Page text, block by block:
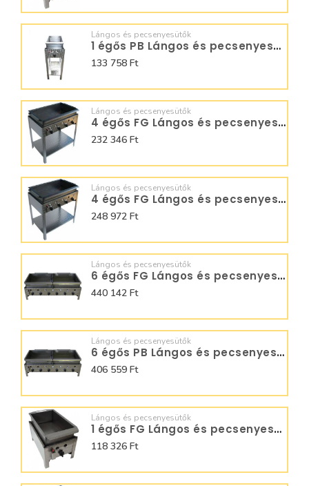
Lángos és pecsenyesütők
1 égős PB Lángos és pecsenyesütő - BGS-1 LRMO
133 758 Ft
Lángos és pecsenyesütők
4 égős FG Lángos és pecsenyesütő - BGS-4.1 L
232 346 Ft
Lángos és pecsenyesütők
4 égős FG Lángos és pecsenyesütő - BGS-4.1 LO
248 972 Ft
Lángos és pecsenyesütők
6 égős FG Lángos és pecsenyesütők - BGT-6.1 LRM
440 142 Ft
Lángos és pecsenyesütők
6 égős PB Lángos és pecsenyesütő - BGT-6 LRMO
406 559 Ft
Lángos és pecsenyesütők
1 égős FG Lángos és pecsenyesütő - BGT-1.1 LRMO
118 326 Ft